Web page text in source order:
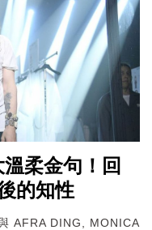
柔金句！回
的知性
AFRA DING, MONICA